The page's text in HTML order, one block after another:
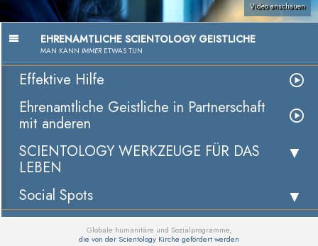
Video anschauen
EHRENAMTLICHE SCIENTOLOGY GEISTLICHE
MAN KANN IMMERETWAS TUN
Effektive Hilfe
Ehrenamtliche Geistliche in Partnerschaft
mit anderen
SCIENTOLOGY WERKZEUGE FÜR DAS
LEBEN
Social Spots
Globale humanitäre und Sozialprogramme,
die von der Scientology Kirche gefördert werden